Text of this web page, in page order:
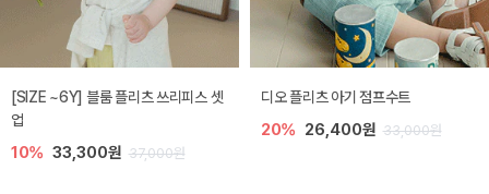
[SIZE ~6Y] 블룸 플리츠 쓰리피스 셋
업
10% 33,300원 37,000원
디오 플리츠 아기 점프수트
20% 26,400원 33,000원